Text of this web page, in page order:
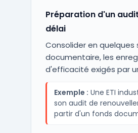
Préparation d'un
délai
Consolider en quelques
documentaire, les
d'efficacité exigés par
Exemple : Une ETI
son audit de
partir d'un fonds